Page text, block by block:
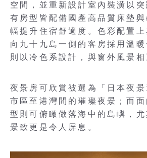
空間，並重新設計室內裝潢以
有房型皆配備國產高品質床墊
幅提升住宿舒適度。色彩配置
向九十九島一側的客房採用溫暖
則以冷色系設計，與窗外風景相
夜景房可欣賞被選為「日本夜
市區至港灣間的璀璨夜景；而
型則可俯瞰做落海中的島嶼，
景致更是令人屏息。